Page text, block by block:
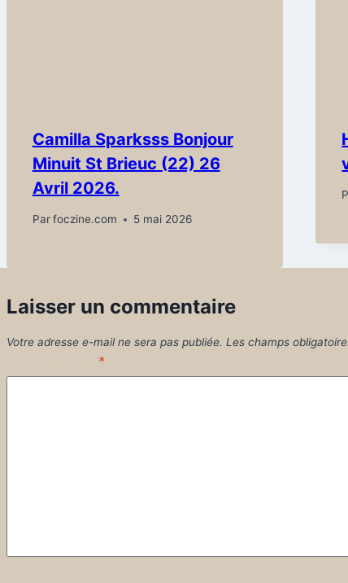
Camilla Sparksss Bonjour
Minuit St Brieuc (22) 26
Avril 2026.
Par foczine.com 5 mai 2026
Laisser un commentaire
Votre adresse e-mail ne sera pas publiée. Les champs
*